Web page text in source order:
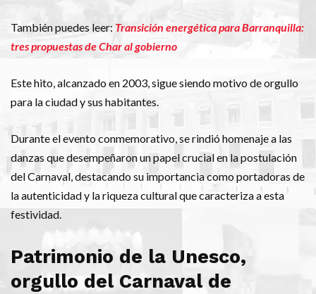
También puedes leer: Transición energética para Barranquilla:
tres propuestas de Char al gobierno
Este hito, alcanzado en 2003, sigue siendo motivo de orgullo
para la ciudad y sus habitantes.
Durante el evento conmemorativo, se rindió homenaje a las
danzas que desempeñaron un papel crucial en la postulación
del Carnaval, destacando su importancia como portadoras de
la autenticidad y la riqueza cultural que caracteriza a esta
festividad.
Patrimonio de la Unesco,
orgullo del Carnaval de